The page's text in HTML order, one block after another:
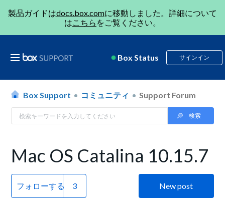
製品ガイドはdocs.box.comに移動しました。詳細について
はこちら をご覧ください。
Box Status サインイン
Box Support コミュニティ Support Forum
Mac OS Catalina 10.15.7
フォローする New post